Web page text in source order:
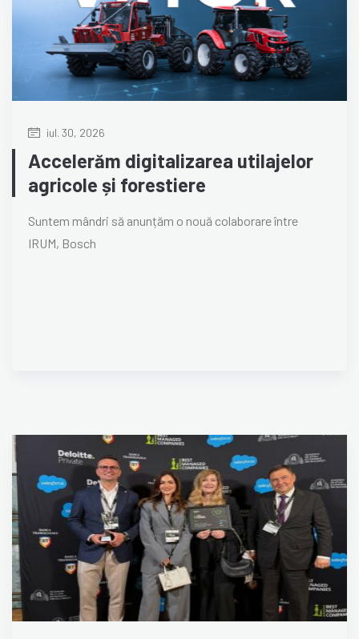
iul. 30, 2026
Accelerăm digitalizarea utilajelor
agricole și forestiere
Suntem mândri să anunțăm o nouă colaborare între
IRUM, Bosch